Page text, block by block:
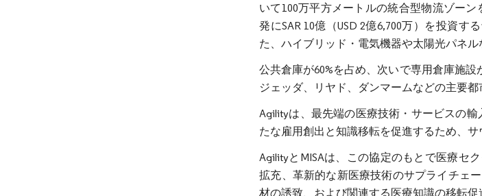
いて100万平方メートルの統合型物流ゾー
発にSAR 10億（USD 2億6,700万）を投資
た、ハイブリッド・電気機器や太陽光パネ
公共倉庫が60%を占め、次いで専用倉庫施設
ジェッダ、リヤド、ダンマームなどの主要都
Agilityは、最先端の医療技術・サービスの
たな雇用創出と知識移転を促進するため、
AgilityとMISAは、この協定のもとで医療セ
拡充、革新的な新医療技術のサプライチェ
材の誘致、および関連する医療知識の移転促